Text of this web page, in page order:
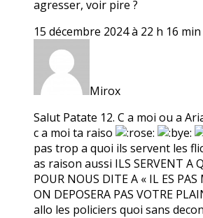
agresser, voir pire ?
15 décembre 2024 à 22 h 16 min
Mirox
Salut Patate 12. C a moi ou a
c a moi ta raiso
pas trop a quoi ils servent les
as raison aussi ILS SERVENT A
POUR NOUS DITE A « IL ES
ON DEPOSERA PAS VOTRE
allo les policiers quoi sans